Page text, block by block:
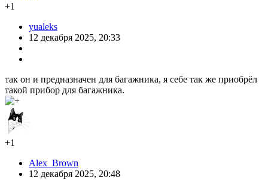
+1
yualeks
12 декабря 2025, 20:33
так он и предназначен для багажника, я себе так же приобрёл
такой прибор для багажника.
+1
Alex_Brown
12 декабря 2025, 20:48